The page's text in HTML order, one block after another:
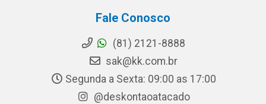
Fale Conosco
(81) 2121-8888
sak@kk.com.br
Segunda a Sexta: 09:00 as 17:00
@deskontaoatacado